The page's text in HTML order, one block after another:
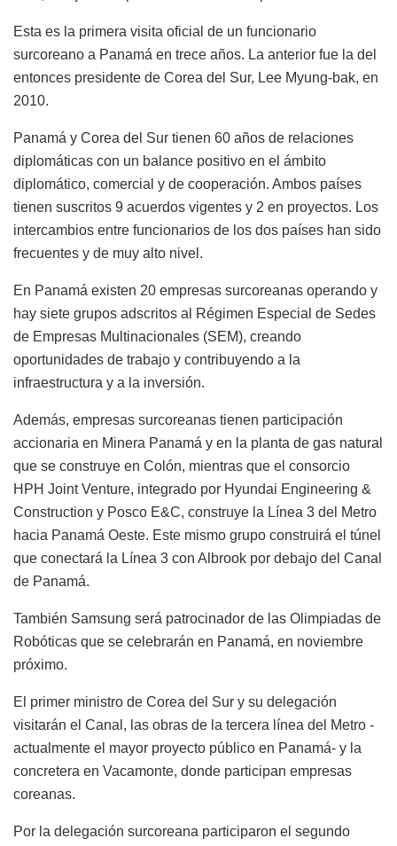
Esta es la primera visita oficial de un funcionario
surcoreano a Panamá en trece años. La anterior fue la del
entonces presidente de Corea del Sur, Lee Myung-bak, en
2010.
Panamá y Corea del Sur tienen 60 años de relaciones
diplomáticas con un balance positivo en el ámbito
diplomático, comercial y de cooperación. Ambos países
tienen suscritos 9 acuerdos vigentes y 2 en proyectos. Los
intercambios entre funcionarios de los dos países han sido
frecuentes y de muy alto nivel.
En Panamá existen 20 empresas surcoreanas operando y
hay siete grupos adscritos al Régimen Especial de Sedes
de Empresas Multinacionales (SEM), creando
oportunidades de trabajo y contribuyendo a la
infraestructura y a la inversión.
Además, empresas surcoreanas tienen participación
accionaria en Minera Panamá y en la planta de gas natural
que se construye en Colón, mientras que el consorcio
HPH Joint Venture, integrado por Hyundai Engineering &
Construction y Posco E&C, construye la Línea 3 del Metro
hacia Panamá Oeste. Este mismo grupo construirá el túnel
que conectará la Línea 3 con Albrook por debajo del Canal
de Panamá.
También Samsung será patrocinador de las Olimpiadas de
Robóticas que se celebrarán en Panamá, en noviembre
próximo.
El primer ministro de Corea del Sur y su delegación
visitarán el Canal, las obras de la tercera línea del Metro -
actualmente el mayor proyecto público en Panamá- y la
concretera en Vacamonte, donde participan empresas
coreanas.
Por la delegación surcoreana participaron el segundo